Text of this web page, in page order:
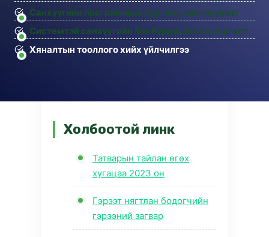
Санхүүгийн программын сургалт, нэвтрүүлэлт
Системтэй санхүүгийн баг бүрдүүлэх нь сургалт
Хяналтын тооллого хийх үйлчилгээ
Холбоотой линк
Татварын тайлан өгөх
хугацаа 2023 он
Гэрээт нягтлан бодогчийн
гэрээний загвар